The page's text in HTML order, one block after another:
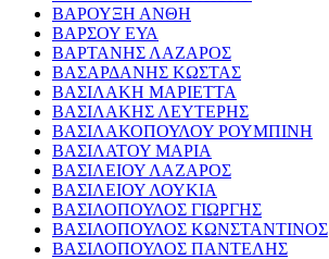
ΒΑΡΟΥΞΗ ΑΝΘΗ
ΒΑΡΣΟΥ ΕΥΑ
ΒΑΡΤΑΝΗΣ ΛΑΖΑΡΟΣ
ΒΑΣΑΡΔΑΝΗΣ ΚΩΣΤΑΣ
ΒΑΣΙΛΑΚΗ ΜΑΡΙΕΤΤΑ
ΒΑΣΙΛΑΚΗΣ ΛΕΥΤΕΡΗΣ
ΒΑΣΙΛΑΚΟΠΟΥΛΟΥ ΡΟΥΜΠΙΝΗ
ΒΑΣΙΛΑΤΟΥ ΜΑΡΙΑ
ΒΑΣΙΛΕΙΟΥ ΛΑΖΑΡΟΣ
ΒΑΣΙΛΕΙΟΥ ΛΟΥΚΙΑ
ΒΑΣΙΛΟΠΟΥΛΟΣ ΓΙΩΡΓΗΣ
ΒΑΣΙΛΟΠΟΥΛΟΣ ΚΩΝΣΤΑΝΤΙΝΟΣ
ΒΑΣΙΛΟΠΟΥΛΟΣ ΠΑΝΤΕΛΗΣ